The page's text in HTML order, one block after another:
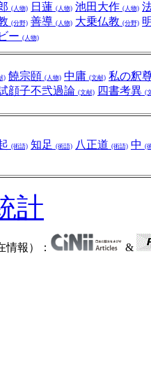
(人物) 日蓮 (人物) 池田大作 (人物)
(分野) 善導 (人物) 大乗仏教 (分野)
ー (人物)
) 饒宗頤 (人物) 中庸 (文献) 私の釈
顔子不弐過論 (文献) 四書考異 (
(術語) 知足 (術語) 八正道 (術語) 中 (
計
情報）： &